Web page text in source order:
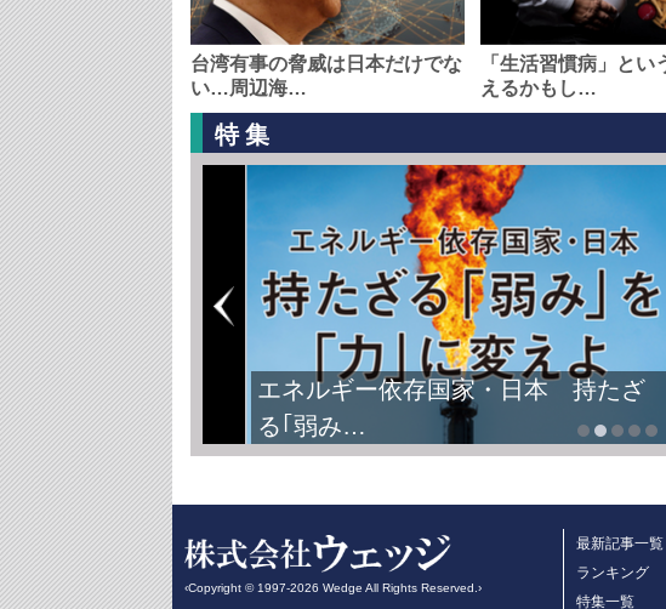
台湾有事の脅威は日本だけでな
い…周辺海…
「生活習慣病」とい
えるかもし…
特集
エネルギー依存国家・日本 持たざ
る｢弱み…
‹Copyright © 1997-2026 Wedge All Rights Reserved.›
最新記事一覧
ランキング
特集一覧